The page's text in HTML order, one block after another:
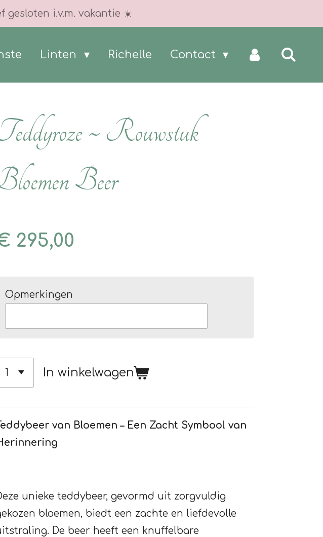
gesloten i.v.m. vakantie ☀️
Linten Richelle Contact
~ Rouwstuk
Beer
295,00
Opmerkingen
In winkelwagen
van Bloemen – Een Zacht Symbool van
unieke teddybeer, gevormd uit zorgvuldig
bloemen, biedt een zachte en liefdevolle
De beer heeft een knuffelbare